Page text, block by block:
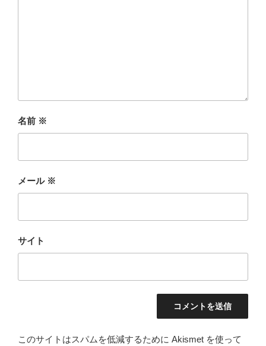
名前 ※
メール ※
サイト
このサイトはスパムを低減するために Akismet を使って